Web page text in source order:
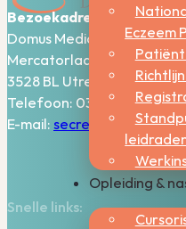
Eczeem
Opleiding &
Bezoekadres:
Domus Medica – 5e
Mercatorlaan 1200
3528 BL Utrecht
Telefoon: 030-2006800
E-mail:
Snelle links: